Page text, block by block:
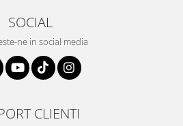
SOCIAL
ne in social media
CLIENTI